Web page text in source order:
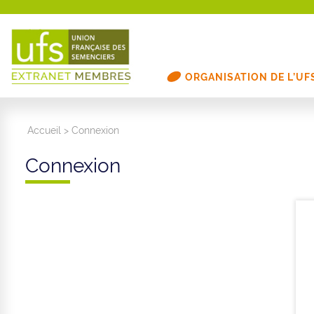
ORGANISATION DE
Accueil >Connexion
Connexion